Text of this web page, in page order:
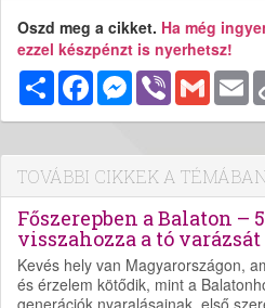
Oszd meg a cikket. Ha még
ezzel készpénzt is nyerhetsz!
MegosztásFacebookMessenger
Viber Gmail
TOVÁBBI CIKKEK A
Főszerepben a Balaton –
visszahozza a tó varázsát
Kevés hely van Magyarországon,
és érzelem kötődik, mint a
generációk nyaralásainak, első